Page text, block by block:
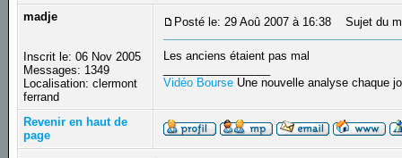
madje
Inscrit le: 06 Nov 2005
Messages: 1349
Localisation: clermont
ferrand
Posté le: 29 Aoû 2007 à 16:38 Sujet du
Les anciens étaient pas mal
Vidéo Bourse Une nouvelle analyse chaque
Revenir en haut de
page